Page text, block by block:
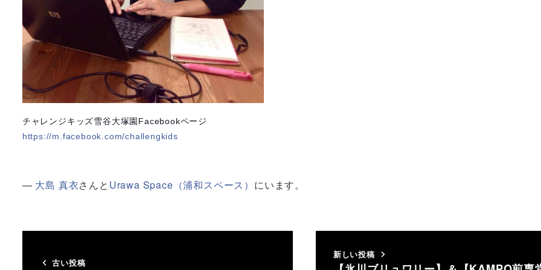
チャレンジキッズ雪谷大塚園Facebookページ
https://m.facebook.com/challengkids
— 大島 真衣さんと Urawa Space（浦和スペース） にいます。
古い投稿
新しい投稿